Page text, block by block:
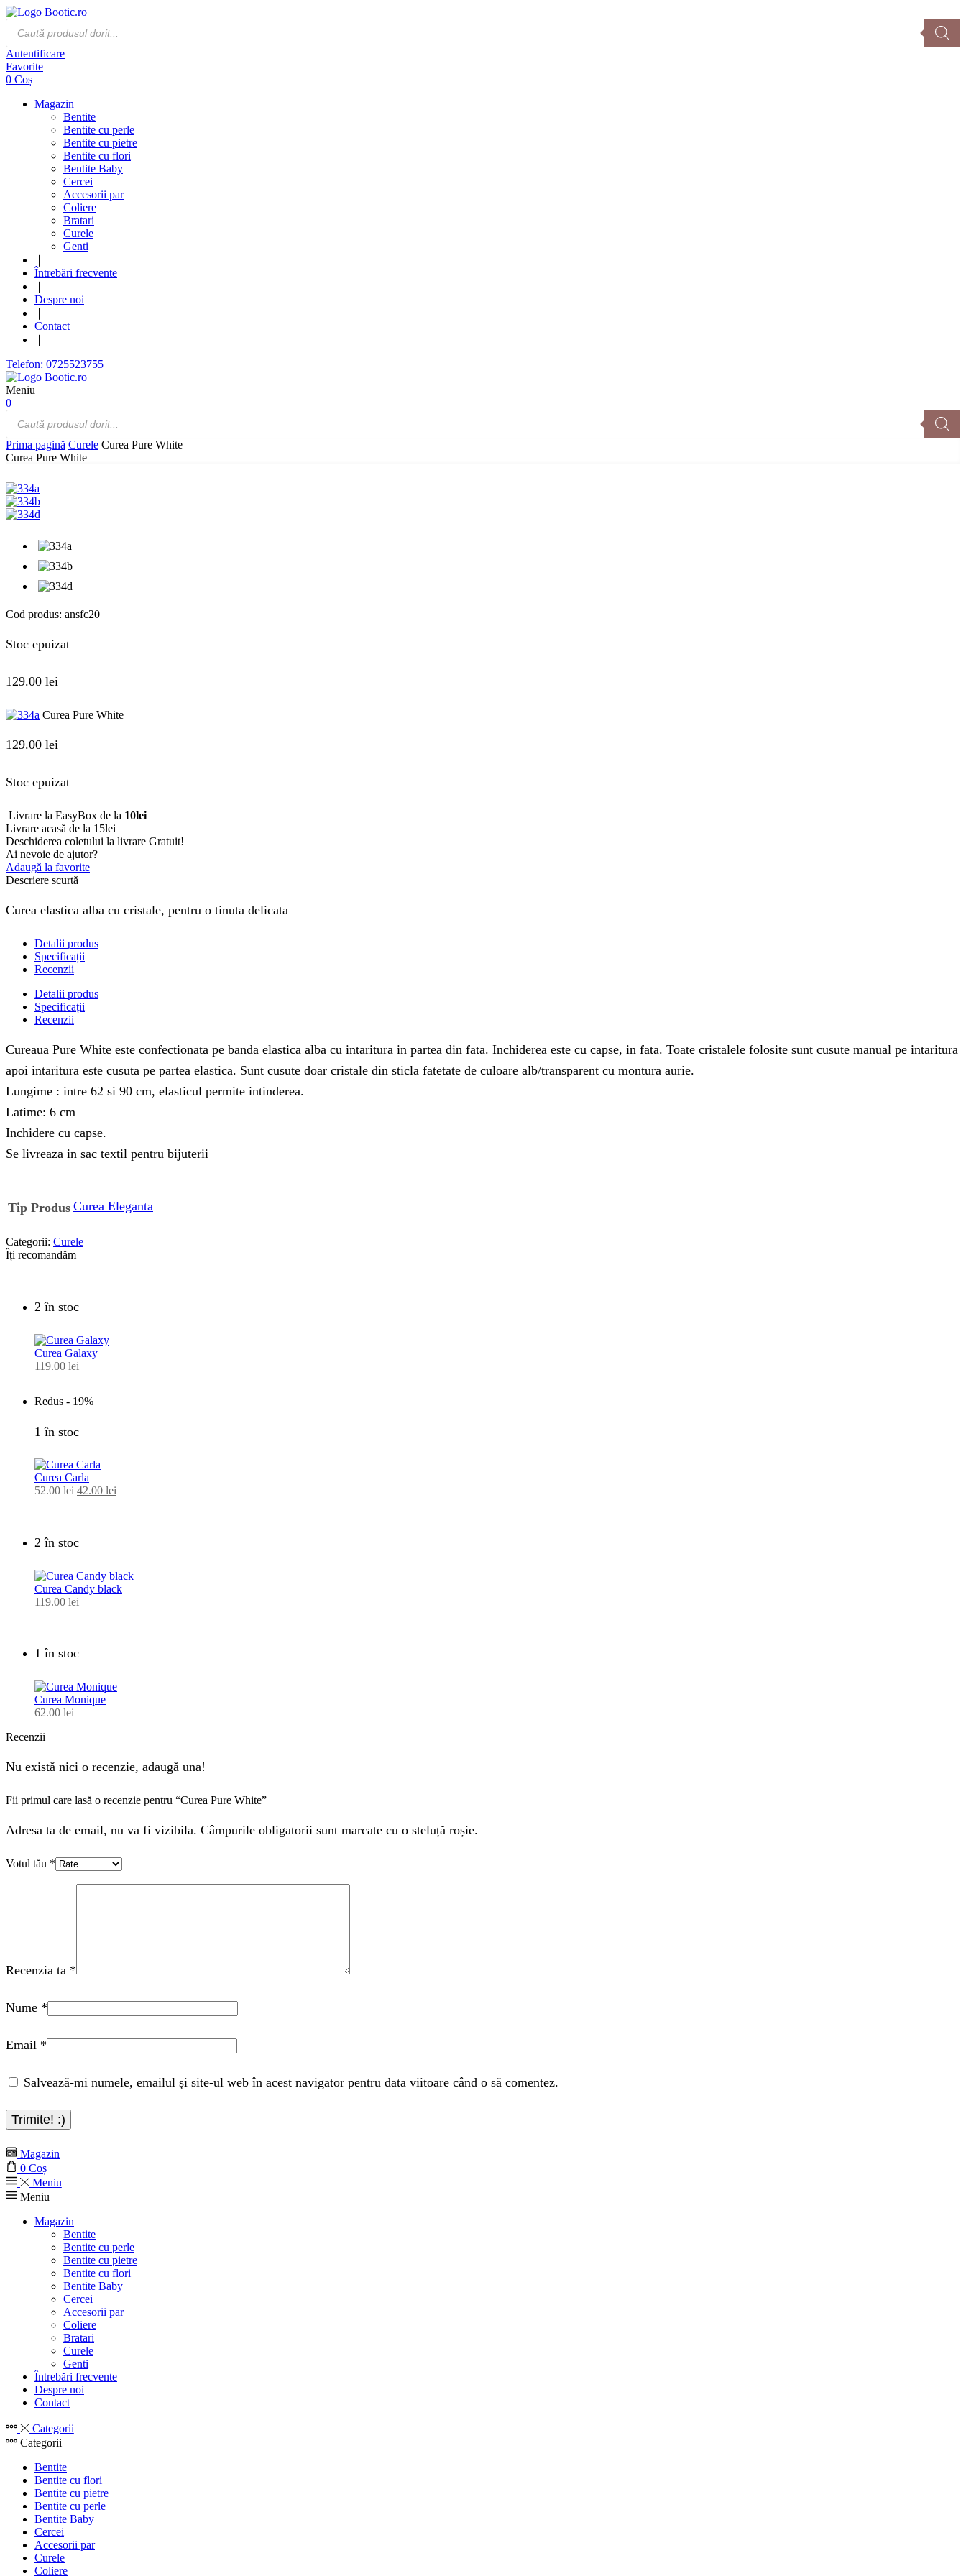
Products
search
Autentificare
Favorite
0 Coș
Magazin
Bentite
Bentite cu perle
Bentite cu pietre
Bentite cu flori
Bentite Baby
Cercei
Accesorii par
Coliere
Bratari
Curele
Genti
Întrebări frecvente
Despre noi
Contact
Telefon: 0725523755
Meniu
0
Products
search
Prima pagină Curele Curea Pure White
Curea Pure White
Cod produs: ansfc20
Stoc epuizat
129.00 lei
Curea Pure White
129.00 lei
Stoc epuizat
Livrare la EasyBox de la 10lei
Livrare acasă de la 15lei
Deschiderea coletului la livrare Gratuit!
Ai nevoie de ajutor?
Adaugă la favorite
Descriere scurtă
Curea elastica alba cu cristale, pentru o tinuta delicata
Detalii produs
Specificații
Recenzii
Detalii produs
Specificații
Recenzii
Cureaua Pure White este confectionata pe banda elastica alba cu intaritura in partea din fata. Inchiderea este cu capse, in fata. Toate cristalele folosite sunt cusute manual pe intaritura
apoi intaritura este cusuta pe partea elastica. Sunt cusute doar cristale din sticla fatetate de culoare alb/transparent cu montura aurie.
Lungime : intre 62 si 90 cm, elasticul permite intinderea.
Latime: 6 cm
Inchidere cu capse.
Se livreaza in sac textil pentru bijuterii
Tip Produs Curea Eleganta
Categorii: Curele
Îți recomandăm
2 în stoc
Curea Galaxy
119.00 lei
Redus - 19%
1 în stoc
Curea Carla
52.00lei Prețul
52.00 lei.
42.00 lei
2 în stoc
Curea Candy black
119.00 lei
1 în stoc
Curea Monique
62.00 lei
Recenzii
Nu există nici o recenzie, adaugă una!
Fii primul care lasă o recenzie pentru “Curea Pure White”
Adresa ta de email, nu va fi vizibila. Câmpurile obligatorii sunt marcate cu o steluță roșie.
Votul tău *
Recenzia ta *
Nume *
Email *
Salvează-mi numele, emailul și site-ul web în acest navigator pentru data viitoare când o să comentez.
Magazin
0 Coș
Meniu
Meniu
Magazin
Bentite
Bentite cu perle
Bentite cu pietre
Bentite cu flori
Bentite Baby
Cercei
Accesorii par
Coliere
Bratari
Curele
Genti
Întrebări frecvente
Despre noi
Contact
Categorii
Categorii
Bentite
Bentite cu flori
Bentite cu pietre
Bentite cu perle
Bentite Baby
Cercei
Accesorii par
Curele
Coliere